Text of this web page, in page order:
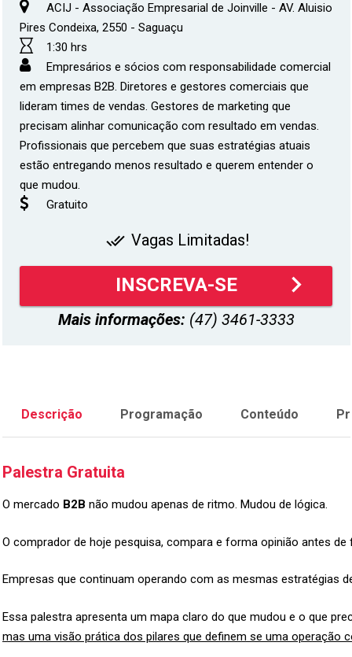
ACIJ - Associação Empresarial de Joinville - AV. Aluisio
Pires Condeixa, 2550 - Saguaçu
1:30 hrs
Empresários e sócios com responsabilidade comercial
em empresas B2B. Diretores e gestores comerciais que
lideram times de vendas. Gestores de marketing que
precisam alinhar comunicação com resultado em vendas.
Profissionais que percebem que suas estratégias atuais
estão entregando menos resultado e querem entender o
que mudou.
Gratuito
done_all Vagas Limitadas!
INSCREVA-SE keyboard_arrow_right
Mais informações: (47) 3461-3333
Descrição Programação Conteúdo
Palestra Gratuita
O mercado B2B não mudou apenas de ritmo. Mudou de lógica.
O comprador de hoje pesquisa, compara e forma opinião antes
Empresas que continuam operando com as mesmas estratégias
Essa palestra apresenta um mapa claro do que mudou e o que
mas uma visão prática dos pilares que definem se uma operação